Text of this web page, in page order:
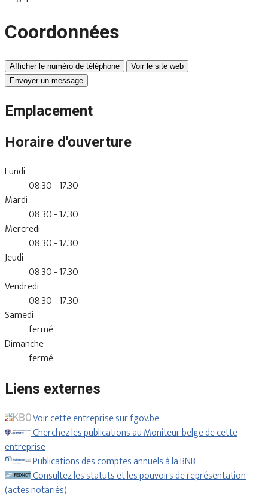
Coordonnées
Afficher le numéro de téléphone
Voir le site web
Envoyer un message
Emplacement
Horaire d'ouverture
Lundi
08.30 - 17.30
Mardi
08.30 - 17.30
Mercredi
08.30 - 17.30
Jeudi
08.30 - 17.30
Vendredi
08.30 - 17.30
Samedi
fermé
Dimanche
fermé
Liens externes
Voir cette entreprise sur fgov.be
Cherchez les publications au Moniteur belge de cette
entreprise
Publications des comptes annuels à la BNB
Consultez les statuts et les pouvoirs de représentation
(actes notariés).